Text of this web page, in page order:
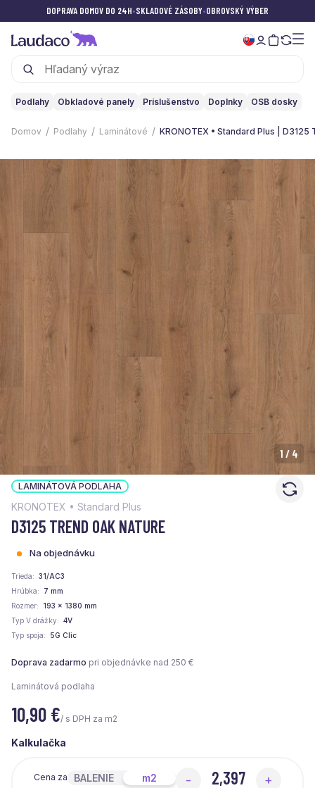
DOPRAVA DOMOV DO 24H•SKLADOVÉ ZÁSOBY•OBROVSKÝ VÝBER
Podlahy Obkladové panely Príslušenstvo Doplnky OSB dosky
Domov Podlahy Laminátové KRONOTEX • Standard Plus | D3125
1 / 4
LAMINÁTOVÁ PODLAHA
KRONOTEX • Standard Plus
D3125 TREND OAK NATURE
Na objednávku
Trieda
31/AC3
Hrúbka
7 mm
Rozmer
193 x 1380 mm
Typ V drážky
4V
Typ spoja
5G Clic
Doprava zadarmo pri objednávke nad 250 €
Laminátová podlaha
10,90 €/ s DPH za m2
Kalkulačka
Cena za BALENIE m2 - +